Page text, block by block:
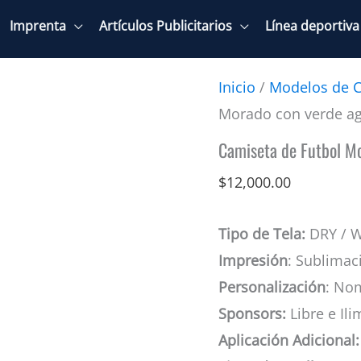
Imprenta Artículos Publicitarios Línea deportiva
Inicio / Modelos de
Morado con verde
Camiseta de Futbol
$12,000.00
Tipo de Tela: DRY /
Impresión:
Personalización:
Sponsors: Libre e
Aplicación Adicional: